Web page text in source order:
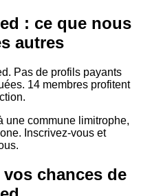
: ce que nous
autres
Pas de profils payants
14 membres profitent
commune limitrophe,
Inscrivez-vous et
chances de